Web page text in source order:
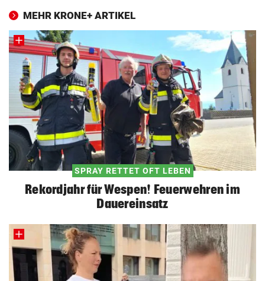
MEHR KRONE+ ARTIKEL
SPRAY RETTET OFT LEBEN
Rekordjahr für Wespen! Feuerwehren im
Dauereinsatz